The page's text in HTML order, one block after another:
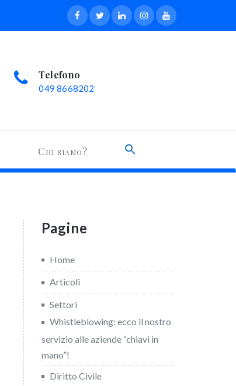
Telefono
049 8668202
Chi siamo?
Pagine
Home
Articoli
Settori
Whistleblowing: ecco il nostro
servizio alle aziende “chiavi in
mano”!
Diritto Civile